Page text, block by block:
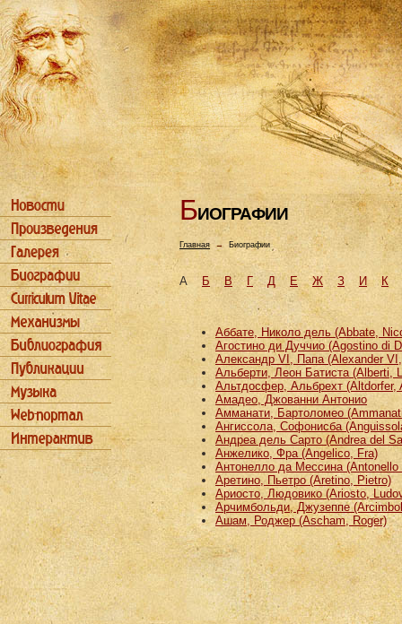
БИОГРАФИИ
Главная→ Биографии
АБ В Г Д Е Ж З И К
Аббате, Николо дель (Abbate,
Агостино ди Дуччио (Agostino di
Александр VI, Папа (Alexander
Альберти, Леон Батиста (Alberti,
Альтдосфер, Альбрехт (Altdorfer,
Амадео, Джованни Антонио
Амманати, Бартоломео
Ангиссола, Софонисба
Андреа дель Сарто (Andrea del
Анжелико, Фра (Angelico, Fra)
Антонелло да Мессина (Antonello
Аретино, Пьетро (Aretino, Pietro)
Ариосто, Людовико (Ariosto,
Арчимбольди, Джузеппе
Ашам, Роджер (Ascham, Roger)